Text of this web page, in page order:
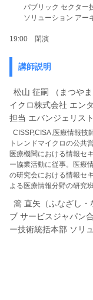
パブリック セクター
ソリューション アー
19:00 閉演
講師説明
松山 征嗣 （まつやま
イクロ株式会社 エン
担当 エバンジェリスト
CISSP,CISA,医療情報技
トレンドマイクロの公共
医療機関における情報セ
ー協業活動に従事。医療
の研究会における情報セ
よる医療情報分野の研究
篙 直矢（ふなざし・
ブ サービスジャパン
ー技術統括本部 ソリ